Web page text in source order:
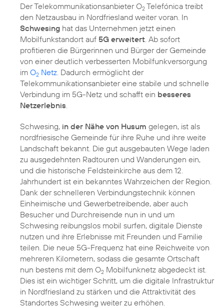
Der Telekommunikationsanbieter O2 Telefónica treibt
den Netzausbau in Nordfriesland weiter voran. In
Schwesing hat das Unternehmen jetzt einen
Mobilfunkstandort auf 5G erweitert . Ab sofort
profitieren die Bürgerinnen und Bürger der Gemeinde
von einer deutlich verbesserten Mobilfunkversorgung
im O2 Netz . Dadurch ermöglicht der
Telekommunikationsanbieter eine stabile und schnelle
Verbindung im 5G-Netz und schafft ein besseres
Netzerlebnis
Schwesing, in der Nähe von Husum gelegen, ist als
nordfriesische Gemeinde für ihre Ruhe und ihre weite
Landschaft bekannt. Die gut ausgebauten Wege laden
zu ausgedehnten Radtouren und Wanderungen ein,
und die historische Feldsteinkirche aus dem 12.
Jahrhundert ist ein bekanntes Wahrzeichen der Region.
Dank der schnelleren Verbindungstechnik können
Einheimische und Gewerbetreibende, aber auch
Besucher und Durchreisende nun in und um
Schwesing reibungslos mobil surfen, digitale Dienste
nutzen und ihre Erlebnisse mit Freunden und Familie
teilen. Die neue 5G-Frequenz hat eine Reichweite von
mehreren Kilometern, sodass die gesamte Ortschaft
nun bestens mit dem O2 Mobilfunknetz abgedeckt ist.
Dies ist ein wichtiger Schritt, um die digitale Infrastruktur
in Nordfriesland zu stärken und die Attraktivität des
Standortes Schwesing weiter zu erhöhen.